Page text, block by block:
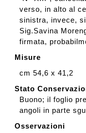
verso, in alto al
sinistra, invece, si
Sig.Savina
firmata,
Misure
cm 54,6 x 41,2
Stato
Buono; il foglio
angoli in parte
Osservazioni